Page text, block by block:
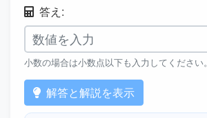
答え:
小数の場合は小数点以下も入力してください。
解答と解説を表示